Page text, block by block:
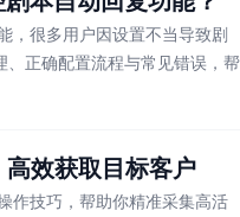
，很多用户因设置不当导致剧
正确配置流程与常见错误，帮
效获取目标客户
作技巧，帮助你精准采集高活